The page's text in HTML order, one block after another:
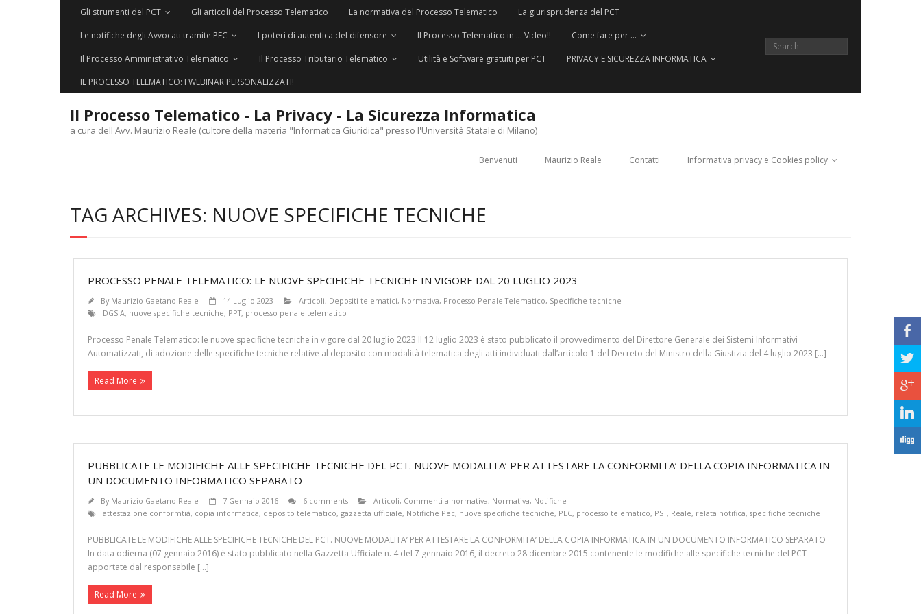
Gli strumenti del PCT Gli articoli del Processo Telematico La normativa del Processo Telematico
La giurisprudenza del PCT
Le notifiche degli Avvocati tramite PEC
I poteri di autentica del difensore Il Processo Telematico in … Video!!
Come fare per …
Il Processo Amministrativo Telematico
Il Processo Tributario Telematico Utilità e Software gratuiti per PCT
PRIVACY E SICUREZZA INFORMATICA
IL PROCESSO TELEMATICO: I WEBINAR PERSONALIZZATI!
Il Processo Telematico - La Privacy - La Sicurezza Informatica
a cura dell'Avv. Maurizio Reale (cultore della materia "Informatica Giuridica" presso l'Università Statale di Milano)
Benvenuti Maurizio Reale Contatti Informativa privacy e Cookies policy
TAG ARCHIVES: NUOVE SPECIFICHE TECNICHE
PROCESSO PENALE TELEMATICO: LE NUOVE SPECIFICHE TECNICHE IN VIGORE DAL 20 LUGLIO 2023
By Maurizio Gaetano Reale 14 Luglio 2023 Articoli, Depositi telematici, Normativa, Processo Penale Telematico, Specifiche tecniche
DGSIA, nuove specifiche tecniche, PPT, processo penale telematico
Processo Penale Telematico: le nuove specifiche tecniche in vigore dal 20 luglio 2023 Il 12 luglio 2023 è stato pubblicato il provvedimento del Direttore Generale dei Sistemi Informativi
Automatizzati, di adozione delle specifiche tecniche relative al deposito con modalità telematica degli atti individuati dall’articolo 1 del Decreto del Ministro della Giustizia del 4 luglio 2023 […]
Read More
PUBBLICATE LE MODIFICHE ALLE SPECIFICHE TECNICHE DEL PCT. NUOVE MODALITA’ PER ATTESTARE LA CONFORMITA’ DELLA COPIA INFORMATICA IN
UN DOCUMENTO INFORMATICO SEPARATO
By Maurizio Gaetano Reale 7 Gennaio 2016 6 comments Articoli, Commenti a normativa, Normativa, Notifiche
attestazione conformtià, copia informatica, deposito telematico, gazzetta ufficiale, Notifiche Pec, nuove specifiche tecniche, PEC, processo telematico, PST, Reale, relata notifica, specifiche tecniche
PUBBLICATE LE MODIFICHE ALLE SPECIFICHE TECNICHE DEL PCT. NUOVE MODALITA’ PER ATTESTARE LA CONFORMITA’ DELLA COPIA INFORMATICA IN UN DOCUMENTO INFORMATICO SEPARATO
In data odierna (07 gennaio 2016) è stato pubblicato nella Gazzetta Ufficiale n. 4 del 7 gennaio 2016, il decreto 28 dicembre 2015 contenente le modifiche alle specifiche tecniche del PCT
apportate dal responsabile […]
Read More
b
a
c
j
F